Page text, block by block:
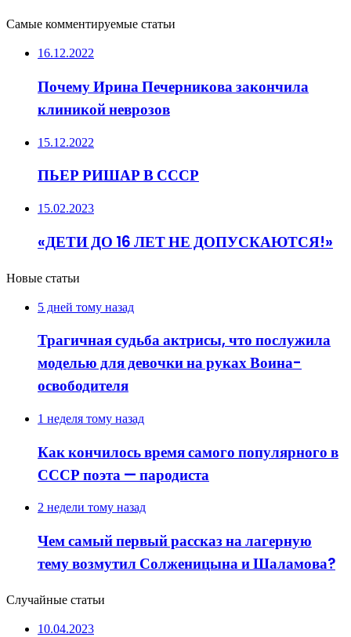
Самые комментируемые статьи
16.12.2022
Почему Ирина Печерникова закончила
клиникой неврозов
15.12.2022
ПЬЕР РИШАР В СССР
15.02.2023
«ДЕТИ ДО 16 ЛЕТ НЕ ДОПУСКАЮТСЯ!»
Новые статьи
5 дней тому назад
Трагичная судьба актрисы, что послужила
моделью для девочки на руках Воина-
освободителя
1 неделя тому назад
Как кончилось время самого популярного в
СССР поэта — пародиста
2 недели тому назад
Чем самый первый рассказ на лагерную
тему возмутил Солженицына и Шаламова?
Случайные статьи
10.04.2023